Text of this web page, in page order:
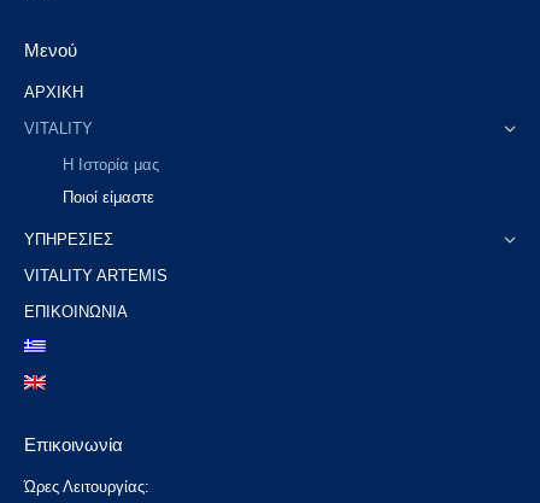
Μενού
ΑΡΧΙΚΗ
VITALITY
Η Ιστορία μας
Ποιοί είμαστε
ΥΠΗΡΕΣΙΕΣ
VITALITY ARTEMIS
ΕΠΙΚΟΙΝΩΝΙΑ
Επικοινωνία
Ώρες Λειτουργίας: